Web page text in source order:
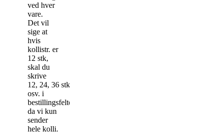
ved hver
vare.
Det vil
sige at
hvis
kollistr. er
12 stk,
skal du
skrive
12, 24, 36 stk
osv. i
bestillingsfeltet,
da vi kun
sender
hele kolli.